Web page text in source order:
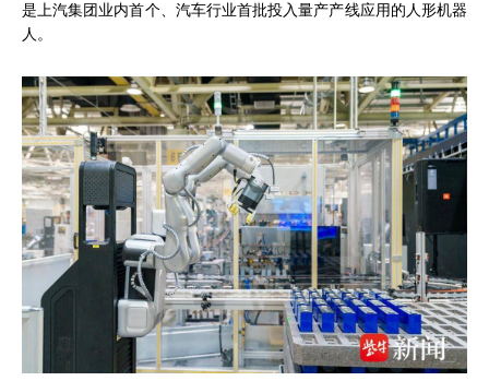
是上汽集团业内首个、汽车行业首批投入量产产线应用的人形机器
人。